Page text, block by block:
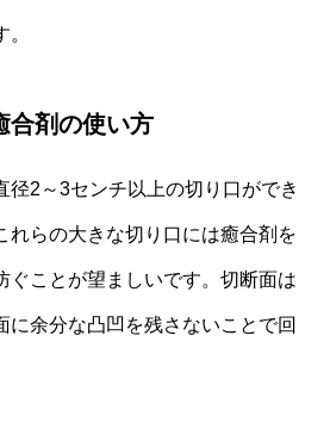
合剤の使い方
径2～3センチ以上の切り口ができ
れらの大きな切り口には癒合剤を
ぐことが望ましいです。切断面は
に余分な凸凹を残さないことで回